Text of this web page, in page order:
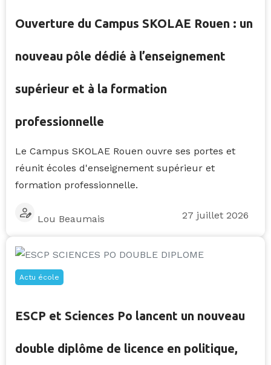
Ouverture du Campus SKOLAE Rouen : un
nouveau pôle dédié à l’enseignement
supérieur et à la formation
professionnelle
Le Campus SKOLAE Rouen ouvre ses portes et
réunit écoles d'enseignement supérieur et
formation professionnelle.
Lou Beaumais 27 juillet 2026
Actu école
ESCP et Sciences Po lancent un nouveau
double diplôme de licence en politique,